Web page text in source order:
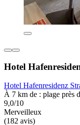
Hotel
Hotel Hafenresidenz
À 7 km de : plage près
9,0/10
Merveilleux
(182 avis)